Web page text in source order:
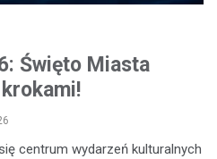
Święto Miasta
centrum wydarzeń kulturalnych